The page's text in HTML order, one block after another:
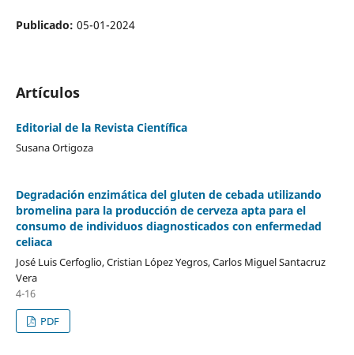
Publicado: 05-01-2024
Artículos
Editorial de la Revista Científica
Susana Ortigoza
Degradación enzimática del gluten de cebada utilizando
bromelina para la producción de cerveza apta para el
consumo de individuos diagnosticados con enfermedad
celiaca
José Luis Cerfoglio, Cristian López Yegros, Carlos Miguel Santacruz
Vera
4-16
PDF